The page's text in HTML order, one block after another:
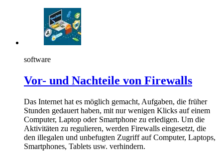
software
Vor- und Nachteile von Firewalls
Das Internet hat es möglich gemacht, Aufgaben, die früher
Stunden gedauert haben, mit nur wenigen Klicks auf einem
Computer, Laptop oder Smartphone zu erledigen. Um die
Aktivitäten zu regulieren, werden Firewalls eingesetzt, die
den illegalen und unbefugten Zugriff auf Computer, Laptops,
Smartphones, Tablets usw. verhindern.